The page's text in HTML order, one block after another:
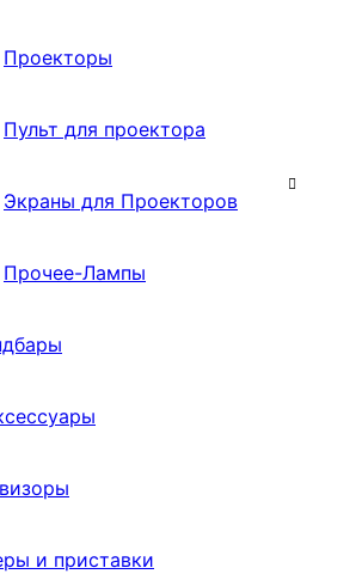
Проекторы
Пульт для проектора
Экраны для Проекторов
Прочее-Лампы
и приставки